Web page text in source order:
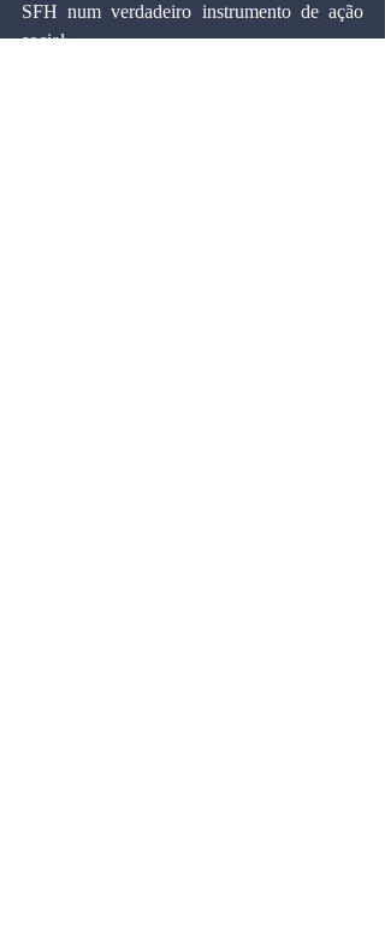
SFH num verdadeiro instrumento de ação
social.